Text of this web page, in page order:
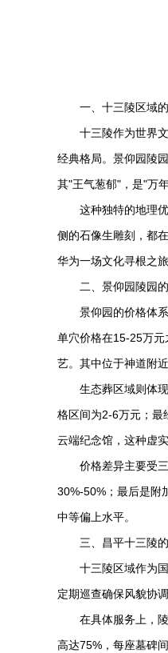
一、十三陵区域
十三陵作为世界
经典格局。 景仰园陵园
其"王气葱郁"，是"万
这种独特的地理
侧的石像生雕刻，都
华为一场文化寻根之旅
二、 景仰园陵园
景仰园的价格体
单穴价格在15-25万
艺。其中位于神道附
生态葬区域则体
格区间为2-6万元；最
云端纪念馆，这种虚
价格差异主要受
30%-50%；最后是附
中等偏上水平。
三、昌平十三陵
十三陵区域作为
定期巡查确保风貌协
在具体服务上，
高达75%，每座墓碑